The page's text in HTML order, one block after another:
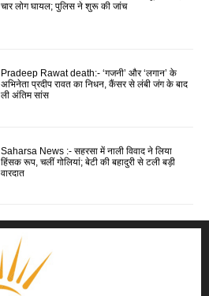
चार लोग घायल; पुलिस ने शुरू की जांच
Pradeep Rawat death:- ‘गजनी’ और ‘लगान’ के
अभिनेता प्रदीप रावत का निधन, कैंसर से लंबी जंग के बाद
ली अंतिम सांस
Saharsa News :- सहरसा में नाली विवाद ने लिया
हिंसक रूप, चलीं गोलियां; बेटी की बहादुरी से टली बड़ी
वारदात